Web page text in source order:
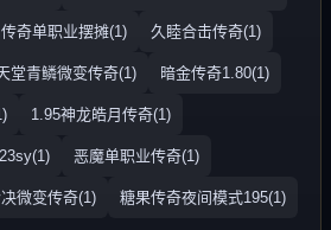
传奇单职业摆摊(1) 久睦合击传奇(1)
堂青鳞微变传奇(1) 暗金传奇1.80(1)
1.95神龙皓月传奇(1)
恶魔单职业传奇(1)
微变传奇(1) 糖果传奇夜间模式195(1)